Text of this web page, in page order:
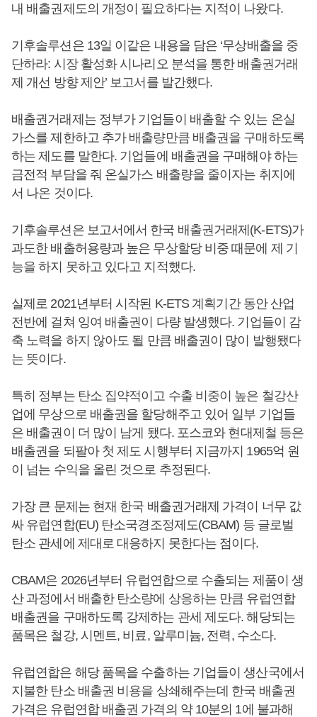
내 배출권제도의 개정이 필요하다는 지적이 나왔다.
기후솔루션은 13일 이같은 내용을 담은 ‘무상배출을 중
단하라: 시장 활성화 시나리오 분석을 통한 배출권거래
제 개선 방향 제안’ 보고서를 발간했다.
배출권거래제는 정부가 기업들이 배출할 수 있는 온실
가스를 제한하고 추가 배출량만큼 배출권을 구매하도록
하는 제도를 말한다. 기업들에 배출권을 구매해야 하는
금전적 부담을 줘 온실가스 배출량을 줄이자는 취지에
서 나온 것이다.
기후솔루션은 보고서에서 한국 배출권거래제(K-ETS)가
과도한 배출허용량과 높은 무상할당 비중 때문에 제 기
능을 하지 못하고 있다고 지적했다.
실제로 2021년부터 시작된 K-ETS 계획기간 동안 산업
전반에 걸쳐 잉여 배출권이 다량 발생했다. 기업들이 감
축 노력을 하지 않아도 될 만큼 배출권이 많이 발행됐다
는 뜻이다.
특히 정부는 탄소 집약적이고 수출 비중이 높은 철강산
업에 무상으로 배출권을 할당해주고 있어 일부 기업들
은 배출권이 더 많이 남게 됐다. 포스코와 현대제철 등은
배출권을 되팔아 첫 제도 시행부터 지금까지 1965억 원
이 넘는 수익을 올린 것으로 추정된다.
가장 큰 문제는 현재 한국 배출권거래제 가격이 너무 값
싸 유럽연합(EU) 탄소국경조정제도(CBAM) 등 글로벌
탄소 관세에 제대로 대응하지 못한다는 점이다.
CBAM은 2026년부터 유럽연합으로 수출되는 제품이 생
산 과정에서 배출한 탄소량에 상응하는 만큼 유럽연합
배출권을 구매하도록 강제하는 관세 제도다. 해당되는
품목은 철강, 시멘트, 비료, 알루미늄, 전력, 수소다.
유럽연합은 해당 품목을 수출하는 기업들이 생산국에서
지불한 탄소 배출권 비용을 상쇄해주는데 한국 배출권
가격은 유럽연합 배출권 가격의 약 10분의 1에 불과해